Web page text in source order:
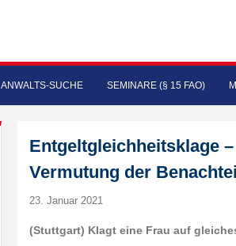
ANWALTS-SUCHE SEMINARE (§ 15 FAO)
Entgeltgleichheitsklage
Vermutung der
23. Januar 2021
(Stuttgart) Klagt eine Frau auf